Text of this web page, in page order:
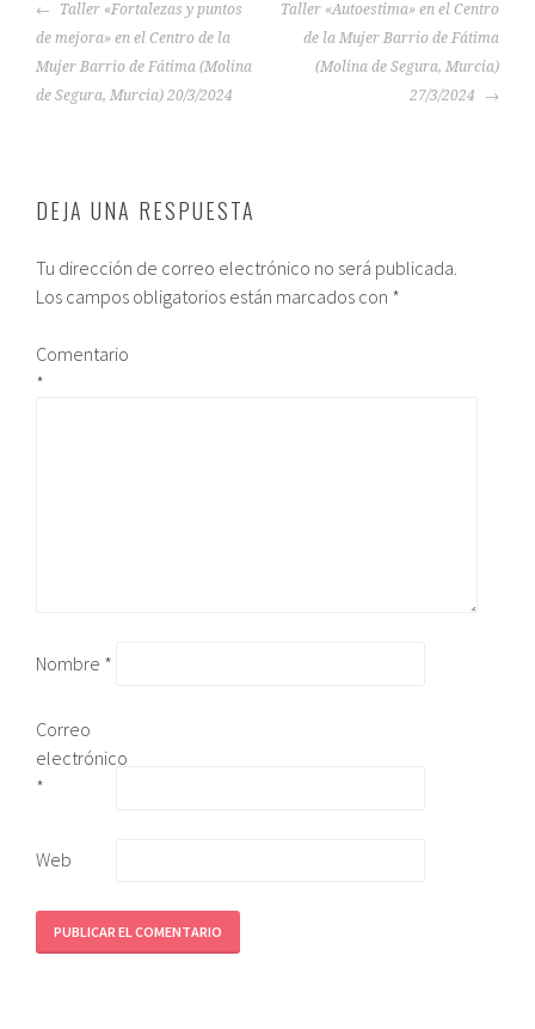
Taller «Fortalezas y puntos
de mejora» en el Centro de la
Mujer Barrio de Fátima (Molina
de Segura, Murcia) 20/3/2024
Taller «Autoestima» en el Centro
de la Mujer Barrio de Fátima
(Molina de Segura, Murcia)
27/3/2024
DEJA UNA RESPUESTA
Tu dirección de correo electrónico no será publicada.
Los campos obligatorios están marcados con *
Comentario
*
Nombre *
Correo
electrónico
*
Web